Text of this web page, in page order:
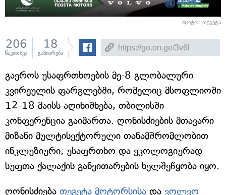
ფოტო: თეგეტა
206
წაკითხვა
18
გაზიარება
გაეროს უსაფრთხოების მე-8 გლობალური
კვირეულის ფარგლებში, რომელიც მსოფლიოში
12-18 მაისს აღინიშნება, თბილისში
კონფერენცია გაიმართა. ღონისძიების მთავარი
მიზანი მულტისექტორული თანამშრომლობით
ინკლუზიური, უსაფრთხო და ეკოლოგიურად
სუფთა ქალაქის განვითარების ხელშეწყობა იყო.
ღონისძიება თეგეტა მოტორსისა და ვოლვო